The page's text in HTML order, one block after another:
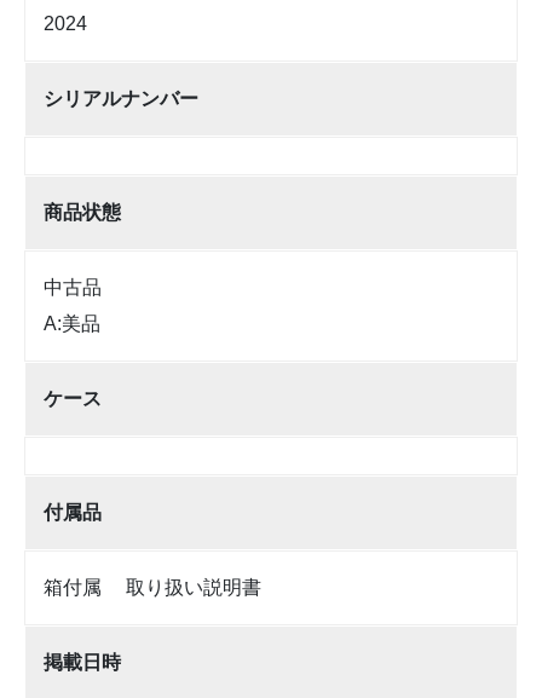
2024
シリアルナンバー
商品状態
中古品
A:美品
ケース
付属品
箱付属 取り扱い説明書
掲載日時